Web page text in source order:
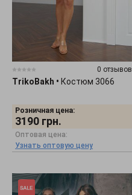
0 отзывов
TrikoBakh • Костюм 3066
Розничная цена:
3190 грн.
Оптовая цена:
Узнать оптовую цену